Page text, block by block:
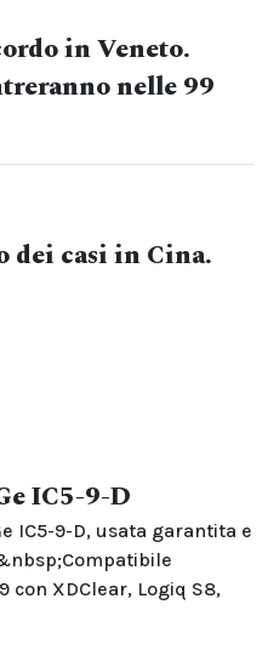
in Veneto.
nelle 99
dei casi in Cina.
IC5-9-D
IC5-9-D, usata garantita e
con XDClear, Logiq S8,